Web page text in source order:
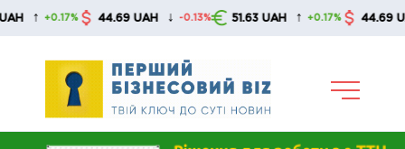
Skip
+0.17% 44.69 UAH ↓ -0.13% 51.63 UAH ↑ +0.17% 44.69 UAH ↓